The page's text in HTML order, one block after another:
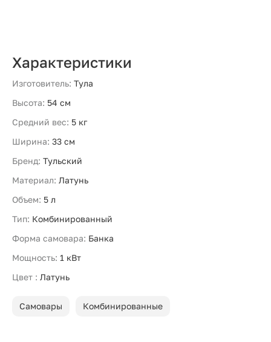
Характеристики
Изготовитель: Тула
Высота: 54 см
Средний вес: 5 кг
Ширина: 33 см
Бренд: Тульский
Материал: Латунь
Объем: 5 л
Тип: Комбинированный
Форма самовара: Банка
Мощность: 1 кВт
Цвет : Латунь
Самовары Комбинированные